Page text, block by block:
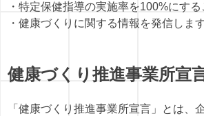
・特定保健指導の実施率を100%にす
・健康づくりに関する情報を発信しま
健康づくり推進事業所宣
「健康づくり推進事業所宣言」とは、